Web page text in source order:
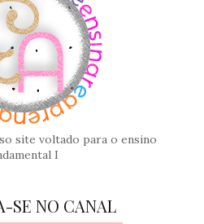
site voltado para o ensino
I
SE NO CANAL